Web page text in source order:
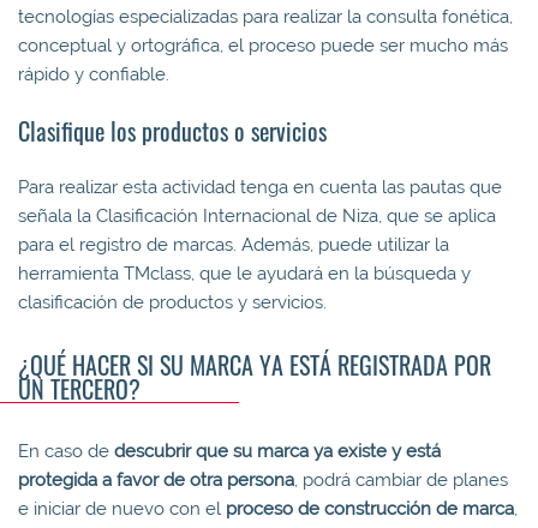
tecnologías especializadas para realizar la consulta fonética,
conceptual y ortográfica, el proceso puede ser mucho más
rápido y confiable.
Clasifique los productos o servicios
Para realizar esta actividad tenga en cuenta las pautas que
señala la Clasificación Internacional de Niza, que se aplica
para el registro de marcas. Además, puede utilizar la
herramienta TMclass, que le ayudará en la búsqueda y
clasificación de productos y servicios.
¿QUÉ HACER SI SU MARCA YA ESTÁ REGISTRADA POR
UN TERCERO?
En caso de descubrir que su marca ya existe y está
protegida a favor de otra persona, podrá cambiar de planes
e iniciar de nuevo con el proceso de construcción de marca,